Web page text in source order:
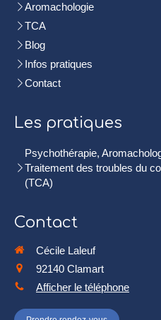
Aromachologie
TCA
Blog
Infos pratiques
Contact
Les pratiques
Psychothérapie,
Traitement des troubles du
(TCA)
Contact
Cécile Laleuf
92140 Clamart
Afficher le téléphone